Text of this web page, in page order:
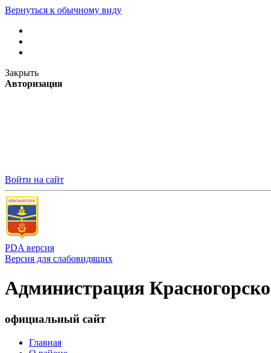
Вернуться к обычному виду
Закрыть
Авторизация
Войти на сайт
PDA версия
Версия для слабовидящих
Администрация
официальный сайт
Главная